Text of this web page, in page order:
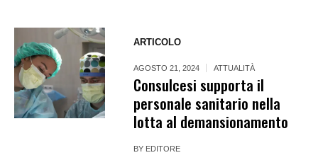
ARTICOLO
AGOSTO 21, 2024 ATTUALITÀ
Consulcesi supporta il
personale sanitario nella
lotta al demansionamento
BY EDITORE